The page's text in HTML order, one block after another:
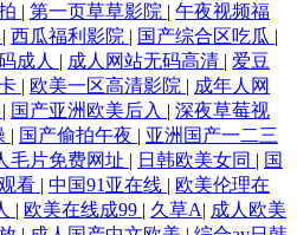
| 第一页草草影院 | 午夜视频福
| 西瓜福利影院 | 国产综合区吃瓜 |
成人 | 成人网站无码高清 | 爱豆
| 欧美一区高清影院 | 成年人网
| 国产亚洲欧美后入 | 深夜草莓视
| 国产偷拍午夜 | 亚洲国产一二三
毛片免费网址 | 日韩欧美女同 | 国
看 | 中国91亚在线 | 欧美伦理在
| 欧美在线成99 | 久草A| 成人欧美